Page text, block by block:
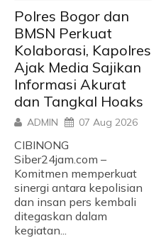
Polres Bogor dan
BMSN Perkuat
Kolaborasi, Kapolres
Ajak Media Sajikan
Informasi Akurat
dan Tangkal Hoaks
ADMIN 07 Aug 2026
CIBINONG
Siber24jam.com –
Komitmen memperkuat
sinergi antara kepolisian
dan insan pers kembali
ditegaskan dalam
kegiatan...